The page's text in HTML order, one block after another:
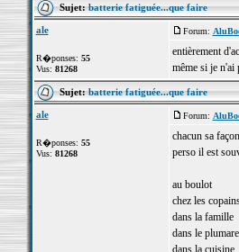
Sujet:batterie fatiguée...que faire
ale
R�ponses: 55
Vus: 81268
Forum:
entièrement
même si je n'ai
Sujet:batterie fatiguée...que faire
ale
R�ponses: 55
Vus: 81268
Forum:
chacun sa
perso il est
au boulot
chez les
dans la famille
dans le
dans la cuisine